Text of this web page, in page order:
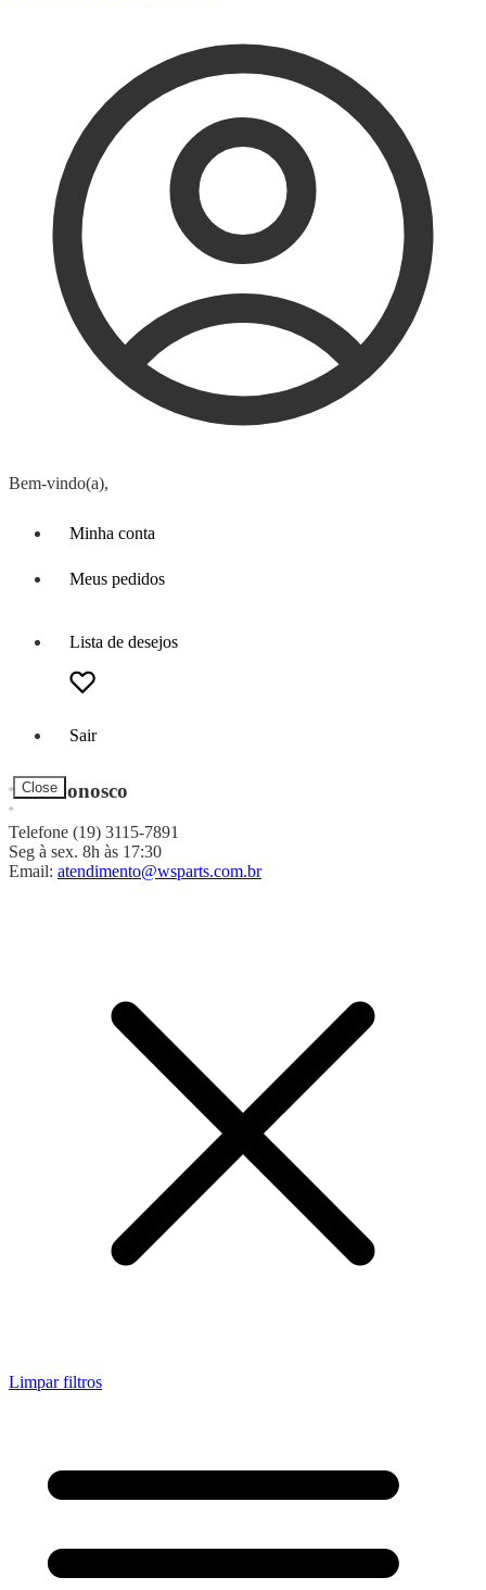
Bem-vindo(a),
Minha conta
Meus pedidos
Lista de desejos
Sair
Close
Fale Conosco
Telefone (19) 3115-7891
Seg à sex. 8h às 17:30
Email: atendimento@wsparts.com.br
Limpar filtros